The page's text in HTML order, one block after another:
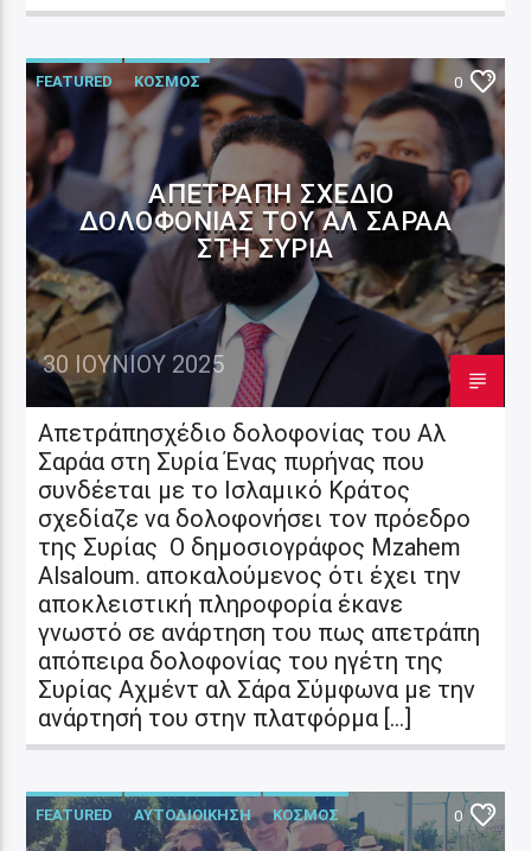
FEATURED ΚΟΣΜΟΣ 0
ΑΠΕΤΡΆΠΗ ΣΧΈΔΙΟ
ΔΟΛΟΦΟΝΊΑΣ ΤΟΥ ΑΛ ΣΑΡΆΑ
ΣΤΗ ΣΥΡΊΑ
30 ΙΟΥΝΊΟΥ 2025
Απετράπησχέδιο δολοφονίας του Αλ
Σαράα στη Συρία Ένας πυρήνας που
συνδέεται με το Ισλαμικό Κράτος
σχεδίαζε να δολοφονήσει τον πρόεδρο
της Συρίας Ο δημοσιογράφος Mzahem
Alsaloum. αποκαλούμενος ότι έχει την
αποκλειστική πληροφορία έκανε
γνωστό σε ανάρτηση του πως απετράπη
απόπειρα δολοφονίας του ηγέτη της
Συρίας Αχμέντ αλ Σάρα Σύμφωνα με την
ανάρτησή του στην πλατφόρμα […]
FEATURED ΑΥΤΟΔΙΟΙΚΗΣΗ ΚΟΣΜΟΣ 0